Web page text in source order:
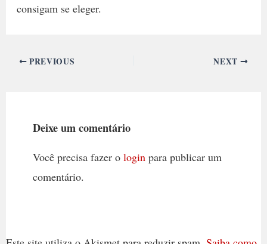
consigam se eleger.
PREVIOUS NEXT
Deixe um comentário
Você precisa fazer o loginpara publicar um
comentário.